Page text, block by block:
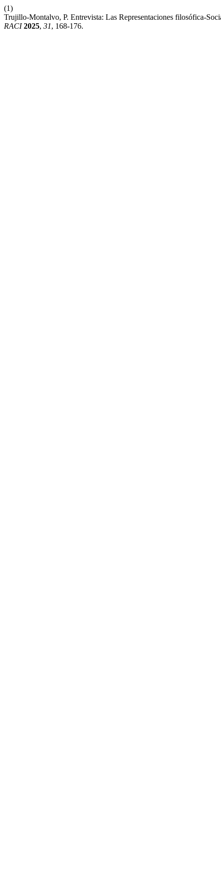
(1)
Trujillo-Montalvo, P. Entrevista: Las Representaciones filosófica-
RACI 2025, 31, 168-176.